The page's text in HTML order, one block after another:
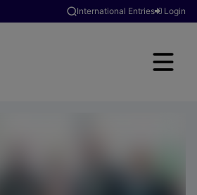
International Entries Login